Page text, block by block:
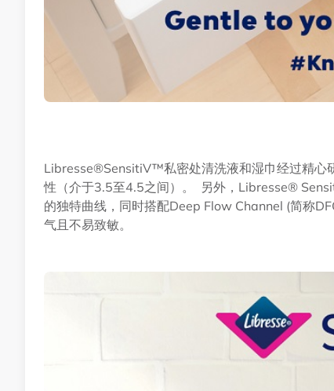
Libresse®SensitiV™私密处清洗液和湿巾经过精心
性（介于3.5至4.5之间）。 另外，Libresse®
的独特曲线，同时搭配Deep Flow Channel (简称
气且不易致敏。